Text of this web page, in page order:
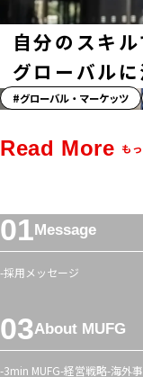
自分のスキル
グローバルに
「ス
ー
リ
ッ
シ
ュ
グローバル・マーケッツ
Read More も
フ
ッ
タ
ニ
ュ
Message
採用メッセージ
About MUFG
3min MUFG 経営戦略 海外